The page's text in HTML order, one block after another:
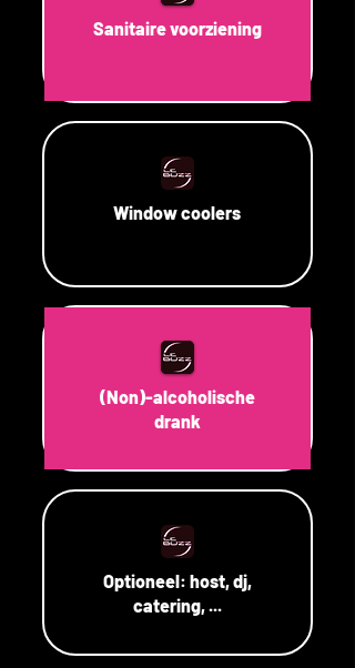
Sanitaire voorziening
Window coolers
(Non)-alcoholische
drank
Optioneel: host, dj,
catering, ...